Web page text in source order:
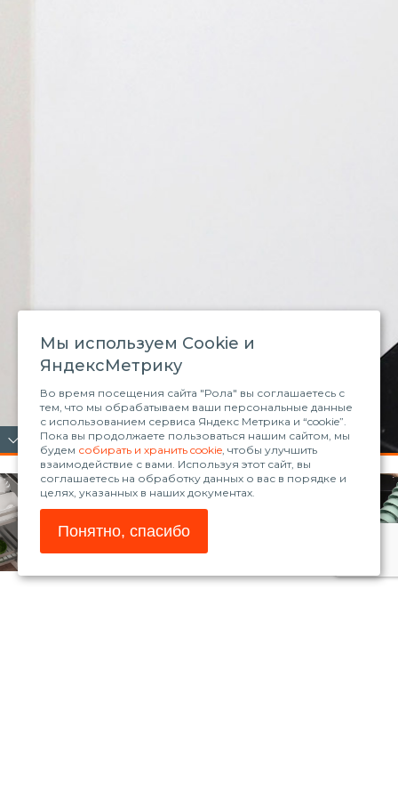
Мы используем Сookie и
ЯндексМетрику
Во время посещения сайта "Рола" вы соглашаетесь с
тем, что мы обрабатываем ваши персональные данные
с использованием сервиса Яндекс Метрика и “cookie”.
Пока вы продолжаете пользоваться нашим сайтом, мы
будем собирать и хранить cookie, чтобы улучшить
взаимодействие с вами. Используя этот сайт, вы
соглашаетесь на обработку данных о вас в порядке и
целях, указанных в наших документах.
Понятно, спасибо